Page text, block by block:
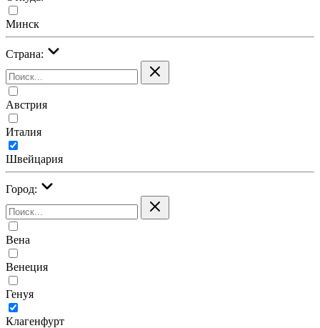
Минск
Страна:
Австрия
Италия
Швейцария
Город:
Вена
Венеция
Генуя
Клагенфурт